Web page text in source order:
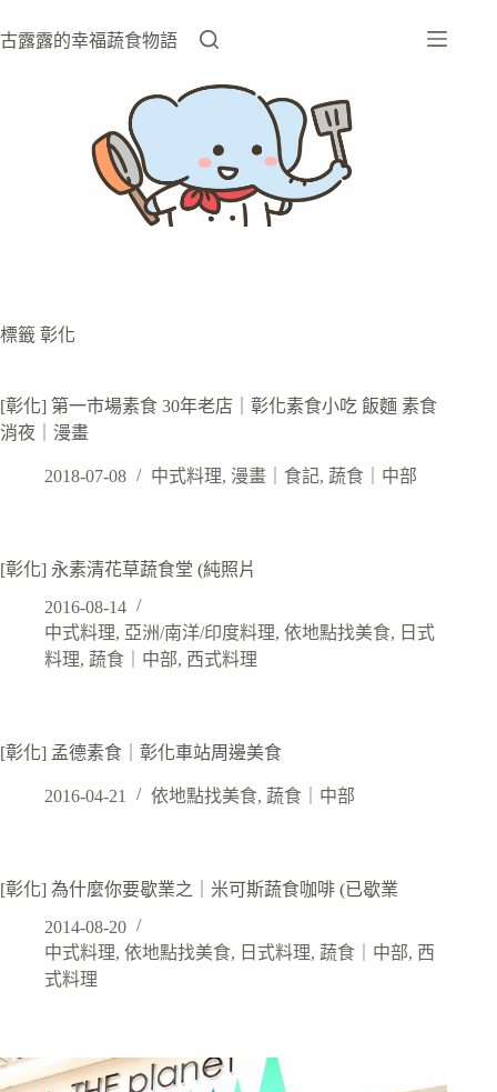
至
古露露的幸福蔬食物語
標籤 彰化
[彰化] 第一市場素食 30年老店｜彰化素食小吃 飯麵 素食
消夜｜漫畫
2018-07-08 中式料理, 漫畫｜食記, 蔬食｜中部
[彰化] 永素清花草蔬食堂 (純照片
2016-08-14
中式料理, 亞洲/南洋/印度料理, 依地點找美食, 日式
料理, 蔬食｜中部, 西式料理
[彰化] 孟德素食｜彰化車站周邊美食
2016-04-21 依地點找美食, 蔬食｜中部
[彰化] 為什麼你要歇業之｜米可斯蔬食咖啡 (已歇業
2014-08-20
中式料理, 依地點找美食, 日式料理, 蔬食｜中部, 西
式料理